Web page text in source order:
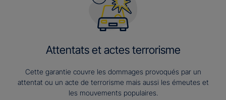
Attentats et actes terrorisme
Cette garantie couvre les dommages provoqués par un
attentat ou un acte de terrorisme mais aussi les émeutes et
les mouvements populaires.